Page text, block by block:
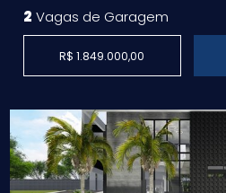
2 Vagas de Garagem
R$ 1.849.000,00